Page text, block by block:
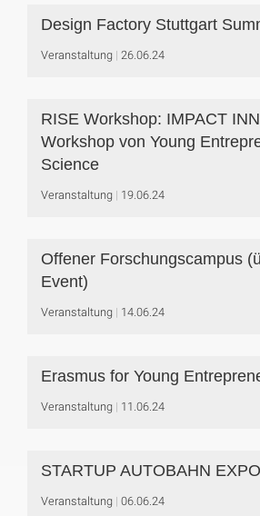
Design Factory Stuttgart
Veranstaltung 26.06.24
RISE Workshop: IMPACT
Workshop von Young
Science
Veranstaltung 19.06.24
Offener Forschungscampus
Event)
Veranstaltung 14.06.24
Erasmus for Young
Veranstaltung 11.06.24
STARTUP AUTOBAHN
Veranstaltung 06.06.24